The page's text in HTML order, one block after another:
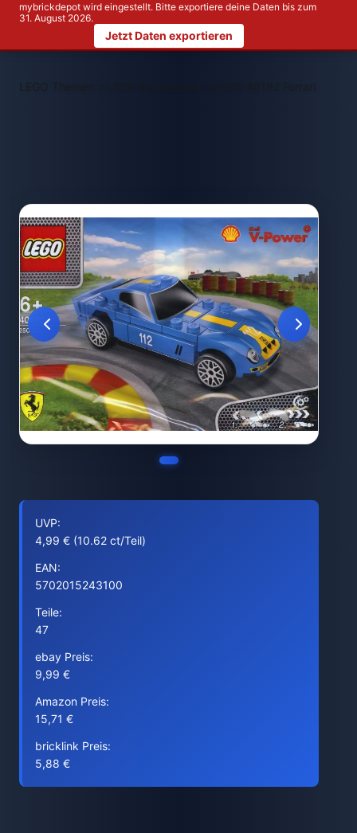
mybrickdepot wird eingestellt. Bitte exportiere deine Daten bis zum
31. August 2026.
Jetzt Daten exportieren
LEGO Themen > LEGO 40192 Ferrari 250
UVP:
4,99 € (10.62 ct/Teil)
EAN:
5702015243100
Teile:
47
ebay Preis:
9,99 €
Amazon Preis:
15,71 €
bricklink Preis:
5,88 €